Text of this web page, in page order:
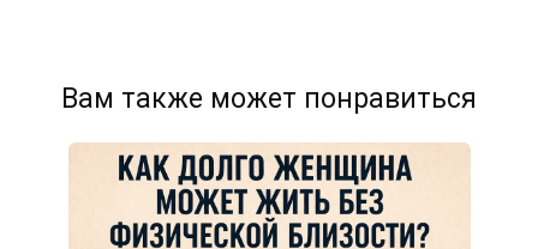
Вам также может понравиться